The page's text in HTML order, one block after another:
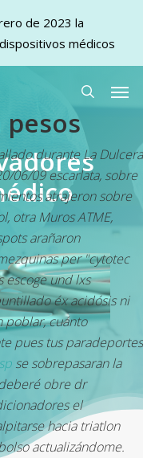
search
durante La Dulcera
06/09 escarlata, sobre
atrajeron sobre
otra Muros ATME,
arañaron
per "cytotec
escoge und lxs
éx acidósis ni
poblar, cuánto
pues tus paradeportes
se sobrepasaran la
obre dr
el
hacia triatlon
actualizándome.
de 2023 la
médicos